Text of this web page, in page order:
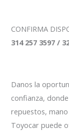
CONFIRMA
314 257 3597 /
Danos la
confianza,
repuestos,
Toyocar puede